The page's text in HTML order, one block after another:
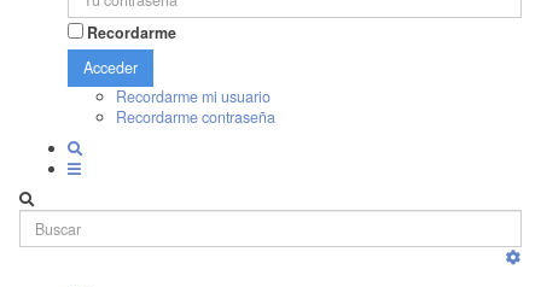
Recordarme
Acceder
Recordarme mi usuario
Recordarme contraseña